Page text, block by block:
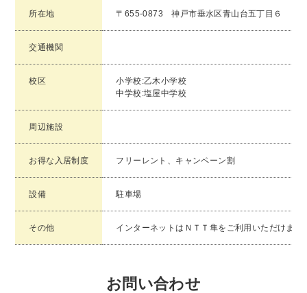
所在地 〒655-0873 神戸市垂水区青山台五丁目６
交通機関
校区
小学校:乙木小学校
中学校:塩屋中学校
周辺施設
お得な入居制度 フリーレント、キャンペーン割
設備 駐車場
その他 インターネットはＮＴＴ隼をご利用いただけま
お問い合わせ